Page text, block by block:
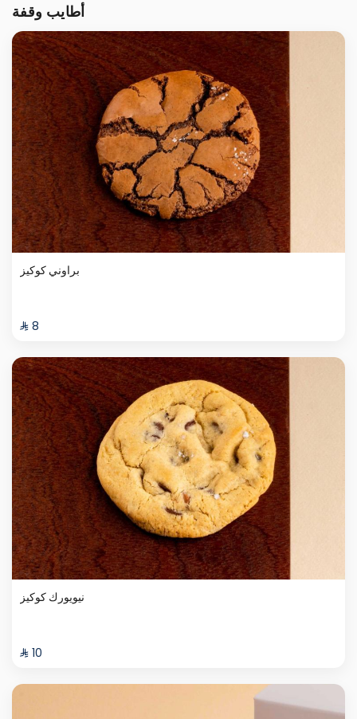
أطايب وقفة
براوني كوكيز
⁨⁦‪‬ 8⁩
نيويورك كوكيز
⁨⁦‪‬ 10⁩